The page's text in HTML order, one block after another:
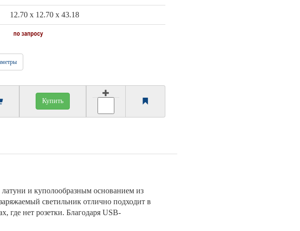
12.70 x 12.70 x 43.18
Купить
и куполообразным основанием из
светильник отлично подходит в
где нет розетки. Благодаря USB-